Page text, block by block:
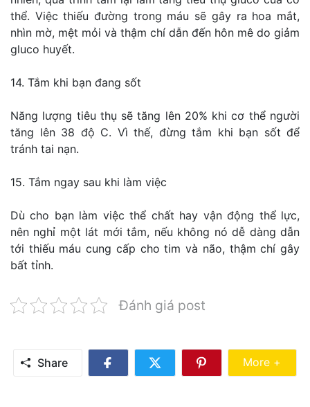
thể. Việc thiếu đường trong máu sẽ gây ra hoa mắt,
nhìn mờ, mệt mỏi và thậm chí dẫn đến hôn mê do giảm
gluco huyết.
14. Tắm khi bạn đang sốt
Năng lượng tiêu thụ sẽ tăng lên 20% khi cơ thể người
tăng lên 38 độ C. Vì thế, đừng tắm khi bạn sốt để
tránh tai nạn.
15. Tắm ngay sau khi làm việc
Dù cho bạn làm việc thể chất hay vận động thể lực,
nên nghỉ một lát mới tắm, nếu không nó dễ dàng dẫn
tới thiếu máu cung cấp cho tim và não, thậm chí gây
bất tỉnh.
Đánh giá post
Share
Share
Share
More +